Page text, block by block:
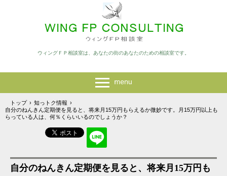
ウィングＦＰ相談室は、あなたの街のあなたのための相談室です。
トップ › 知っトク情報 ›
自分のねんきん定期便を見ると、将来月15万円もらえるか微妙です。月15万円以上も
らっている人は、何％くらいいるのでしょうか？
自分のねんきん定期便を見ると、将来月15万円も